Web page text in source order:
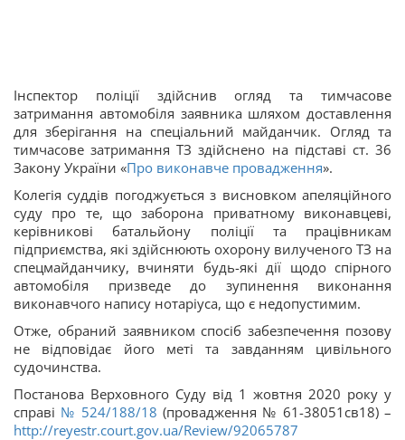
Інспектор поліції здійснив огляд та тимчасове
затримання автомобіля заявника шляхом доставлення
для зберігання на спеціальний майданчик. Огляд та
тимчасове затримання ТЗ здійснено на підставі ст. 36
Закону України «Про виконавче провадження».
Колегія суддів погоджується з висновком апеляційного
суду про те, що заборона приватному виконавцеві,
керівникові батальйону поліції та працівникам
підприємства, які здійснюють охорону вилученого ТЗ на
спецмайданчику, вчиняти будь-які дії щодо спірного
автомобіля призведе до зупинення виконання
виконавчого напису нотаріуса, що є недопустимим.
Отже, обраний заявником спосіб забезпечення позову
не відповідає його меті та завданням цивільного
судочинства.
Постанова Верховного Суду від 1 жовтня 2020 року у
справі № 524/188/18 (провадження № 61-38051св18) –
http://reyestr.court.gov.ua/Review/92065787